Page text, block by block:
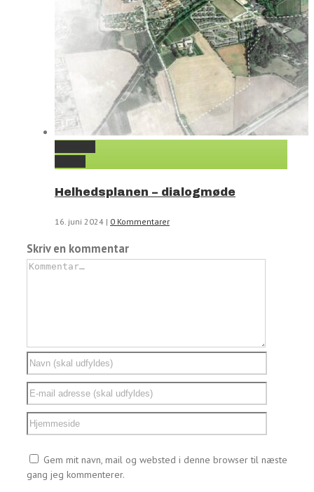
Helhedsplanen – dialogmøde
16. juni 2024 | 0 Kommentarer
Skriv en kommentar
Kommentar
Gem mit navn, mail og websted i denne browser til næste
gang jeg kommenterer.